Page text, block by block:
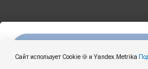
Сайт использует Cookie 🍪 и Yandex.Metrika
Made on